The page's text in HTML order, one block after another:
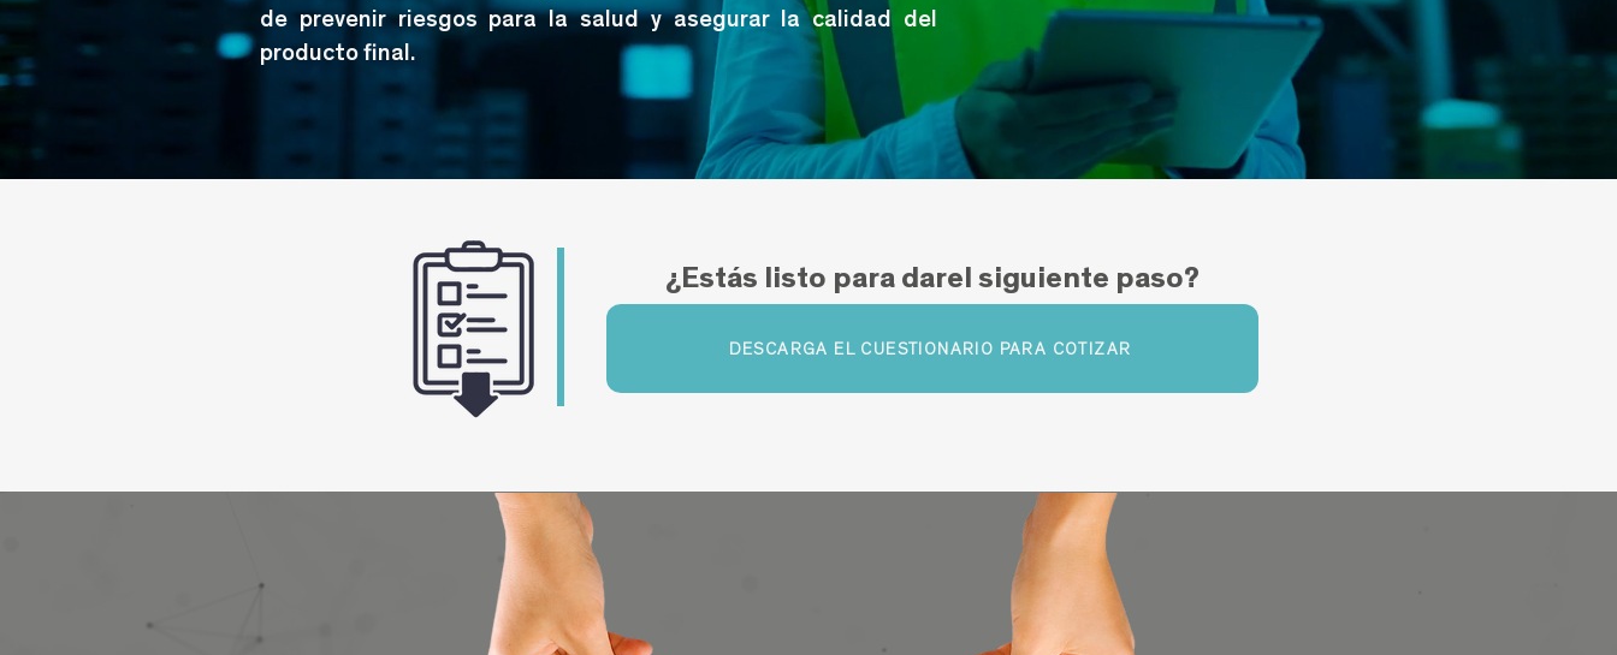
de prevenir riesgos para la salud y asegurar la calidad del
producto final.
¿Estás listo para darel siguiente paso?
DESCARGA EL CUESTIONARIO PARA COTIZAR